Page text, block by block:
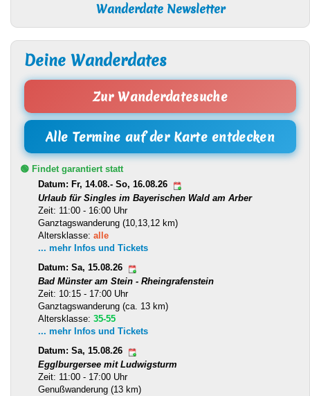
Wanderdate Newsletter
Deine Wanderdates
Zur Wanderdatesuche
Alle Termine auf der Karte entdecken
🟢 Findet garantiert statt
Datum: Fr, 14.08.- So, 16.08.26
Urlaub für Singles im Bayerischen Wald am Arber
Zeit: 11:00 - 16:00 Uhr
Ganztagswanderung (10,13,12 km)
Altersklasse: alle
... mehr Infos und Tickets
Datum: Sa, 15.08.26
Bad Münster am Stein - Rheingrafenstein
Zeit: 10:15 - 17:00 Uhr
Ganztagswanderung (ca. 13 km)
Altersklasse: 35-55
... mehr Infos und Tickets
Datum: Sa, 15.08.26
Egglburgersee mit Ludwigsturm
Zeit: 11:00 - 17:00 Uhr
Genußwanderung (13 km)